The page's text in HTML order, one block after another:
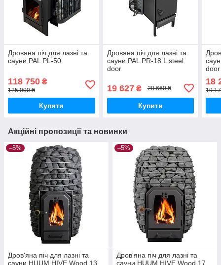
Дровяна піч для лазні та
сауни PAL PL-50
118 750 ₴
125 000 ₴
Купити
Дровяна піч для лазні та
сауни PAL PR-18 L steel
door
19 627₴ 20 660 ₴
Купити
door
18
19
Акційні пропозиції та новинки
–5%
Дров'яна піч для лазні та
сауни HUUM HIVE Wood 13
–5%
Дров'яна піч для лазні та
сауни HUUM HIVE Wood 17